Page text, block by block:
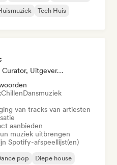
Tech Huis
Label, Afspeellijst Curator, Uitgever, Sync Supervisor
ChillenDansmuziek
van tracks van artiesten
aanbieden
muziek uitbrengen
Spotify-afspeellijst(en)
pop
Diepe house